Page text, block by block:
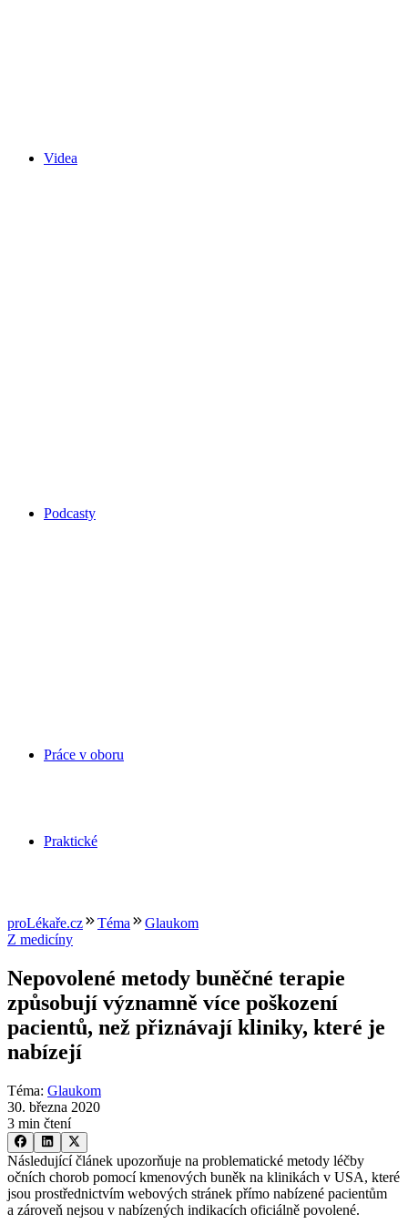
Videa
Podcasty
Práce v oboru
Praktické
proLékaře.cz Téma
Glaukom
Z medicíny
Nepovolené metody buněčné terapie
způsobují významně více poškození
pacientů, než přiznávají kliniky, které je
nabízejí
Téma: Glaukom
30. března 2020
3 min čtení
Následující článek upozorňuje na problematické metody léčby
očních chorob pomocí kmenových buněk na klinikách v USA, které
jsou prostřednictvím webových stránek přímo nabízené pacientům
a zároveň nejsou v nabízených indikacích oficiálně povolené.